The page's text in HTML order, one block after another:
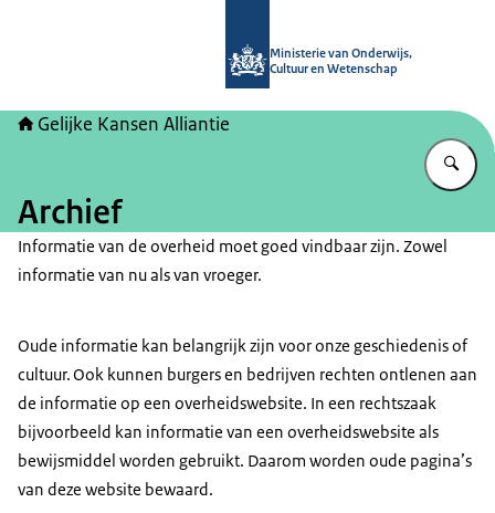
Ministerie van Onderwijs,
Cultuur en Wetenschap
Gelijke Kansen Alliantie
Archief
Informatie van de overheid moet goed vindbaar zijn. Zowel
informatie van nu als van vroeger.
Oude informatie kan belangrijk zijn voor onze geschiedenis of
cultuur. Ook kunnen burgers en bedrijven rechten ontlenen aan
de informatie op een overheidswebsite. In een rechtszaak
bijvoorbeeld kan informatie van een overheidswebsite als
bewijsmiddel worden gebruikt. Daarom worden oude pagina’s
van deze website bewaard.